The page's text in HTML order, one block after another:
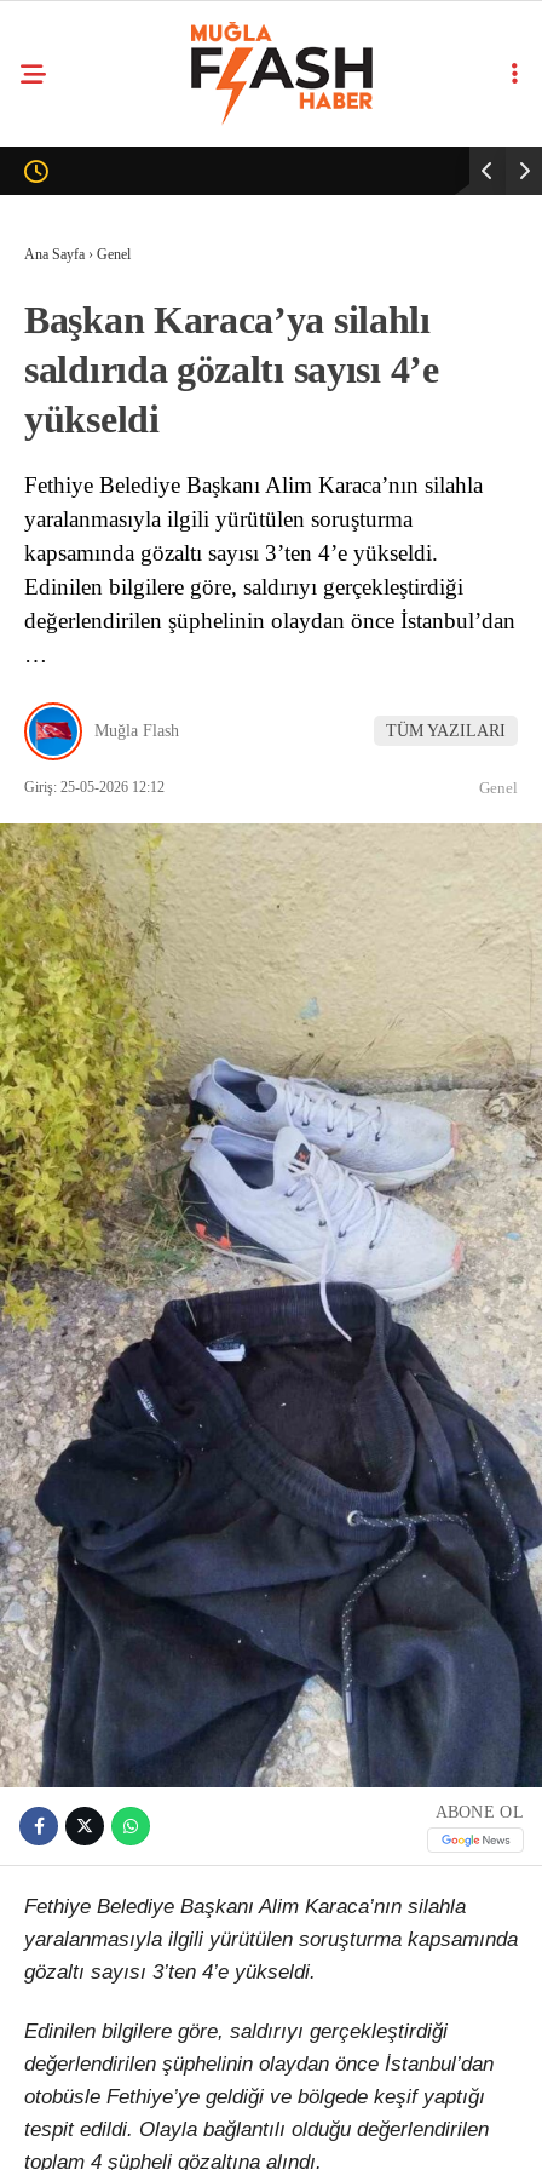
Ana Sayfa › Genel
Başkan Karaca’ya silahlı
saldırıda gözaltı sayısı 4’e
yükseldi
Fethiye Belediye Başkanı Alim Karaca’nın silahla
yaralanmasıyla ilgili yürütülen soruşturma
kapsamında gözaltı sayısı 3’ten 4’e yükseldi.
Edinilen bilgilere göre, saldırıyı gerçekleştirdiği
değerlendirilen şüphelinin olaydan önce İstanbul’dan
…
Muğla Flash TÜM YAZILARI
Giriş: 25-05-2026 12:12 Genel
ABONE OL
Fethiye Belediye Başkanı Alim Karaca’nın silahla
yaralanmasıyla ilgili yürütülen soruşturma kapsamında
gözaltı sayısı 3’ten 4’e yükseldi.
Edinilen bilgilere göre, saldırıyı gerçekleştirdiği
değerlendirilen şüphelinin olaydan önce İstanbul’dan
otobüsle Fethiye’ye geldiği ve bölgede keşif yaptığı
tespit edildi. Olayla bağlantılı olduğu değerlendirilen
toplam 4 şüpheli gözaltına alındı.